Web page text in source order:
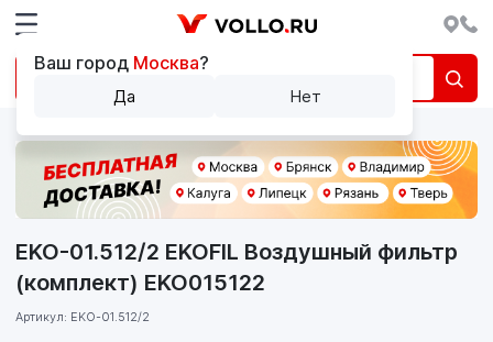
EKO-01.512/2 EKOFIL Воздушный фильтр
(комплект) EKO015122
Артикул: EKO-01.512/2
Ваш город Москва?
Да Нет